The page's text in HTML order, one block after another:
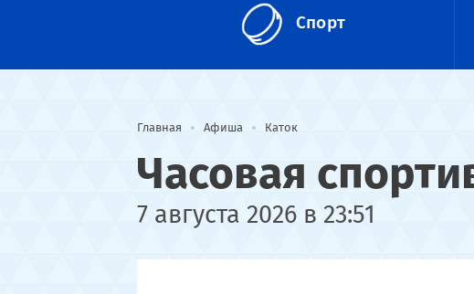
Спорт
Главная Афиша Каток
Часовая
7 августа 2026 в 23:51